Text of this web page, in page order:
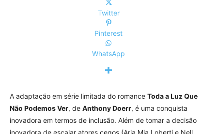
Twitter
Pinterest
WhatsApp
A adaptação em série limitada do romance Toda a Luz Que
Não Podemos Ver, de Anthony Doerr, é uma conquista
inovadora em termos de inclusão. Além de tomar a decisão
inovadora de escalar atores cegos (Aria Mia Loberti e Nell